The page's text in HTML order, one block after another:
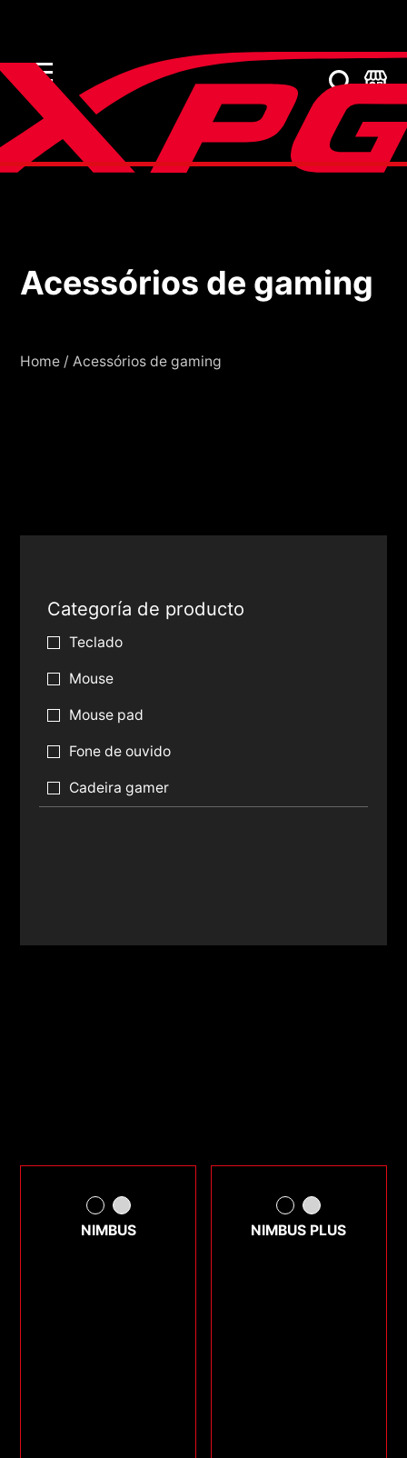
Acessórios de gaming
Acessórios de gaming
Home /Acessórios de gaming
Categoría de producto
Teclado
Mouse
Mouse pad
Fone de ouvido
Cadeira gamer
NIMBUS NIMBUS PLUS